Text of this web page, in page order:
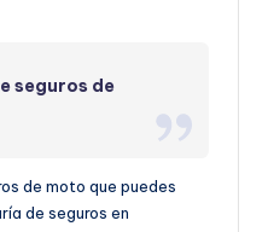
seguros de
de moto que puedes
de seguros en